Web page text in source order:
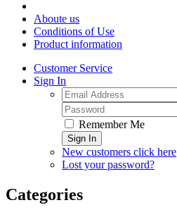
Aboute us
Conditions of Use
Product information
Customer Service
Sign In
Remember Me
Sign In
New customers click here
Lost your password?
Categories